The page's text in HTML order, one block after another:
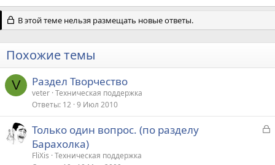
В этой теме нельзя размещать новые ответы.
Похожие темы
V Раздел Творчество
veter Техническая поддержка
Ответы 12 9 Июл 2010
З
Только один вопрос. (по разделу
Барахолка)
FliXis Техническая поддержка